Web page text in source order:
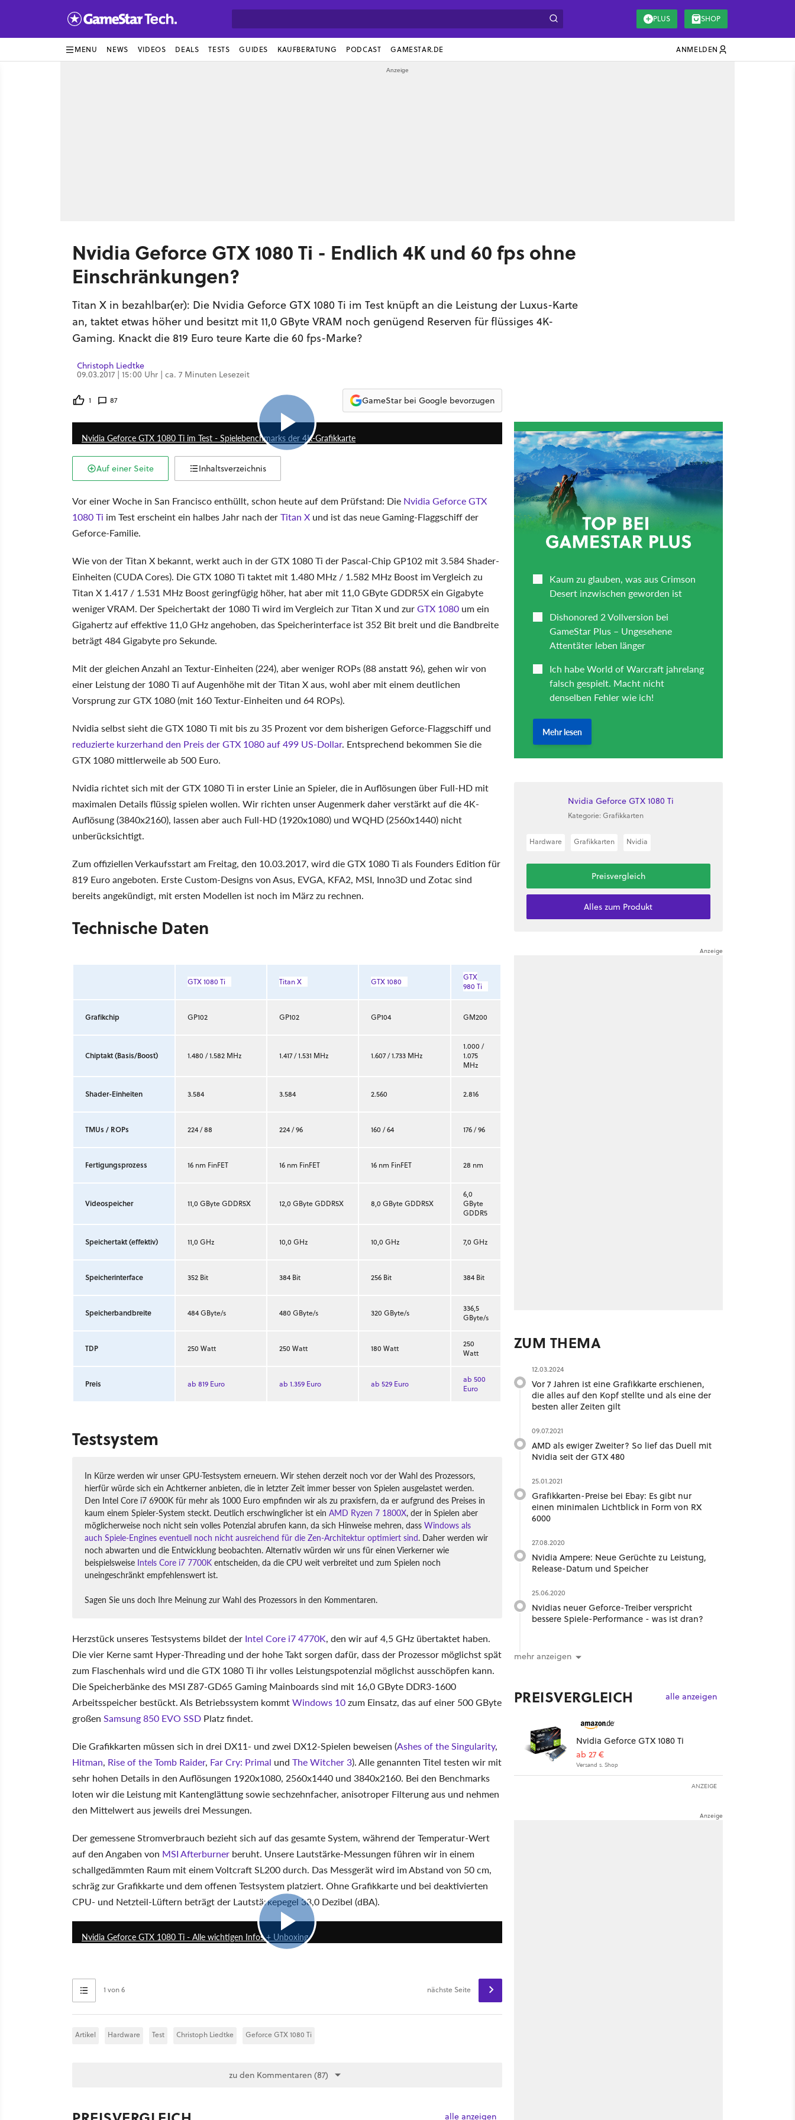
PLUS SHOP
MENU NEWS VIDEOS DEALS TESTS GUIDES KAUFBERATUNG PODCAST GAMESTAR.DE ANMELDEN
Nvidia Geforce GTX 1080 Ti - Endlich 4K und 60 fps ohne
Einschränkungen?
Titan X in bezahlbar(er): Die Nvidia Geforce GTX 1080 Ti im Test knüpft an die Leistung der Luxus-Karte
an, taktet etwas höher und besitzt mit 11,0 GByte VRAM noch genügend Reserven für flüssiges 4K-
Gaming. Knackt die 819 Euro teure Karte die 60 fps-Marke?
Christoph Liedtke
09.03.2017 | 15:00 Uhr | ca. 7 Minuten Lesezeit
1 87 GameStar bei Google bevorzugen
5:12
Nvidia Geforce GTX 1080 Ti im Test - Spielebenchmarks der 4K-Grafikkarte
Auf einer Seite Inhaltsverzeichnis
Vor einer Woche in San Francisco enthüllt, schon heute auf dem Prüfstand: Die Nvidia Geforce GTX
1080 Ti im Test erscheint ein halbes Jahr nach derTitan X und ist das neue Gaming-Flaggschiff der
Geforce-Familie.
Wie von der Titan X bekannt, werkt auch in der GTX 1080 Ti der Pascal-Chip GP102 mit 3.584 Shader-
Einheiten (CUDA Cores). Die GTX 1080 Ti taktet mit 1.480 MHz / 1.582 MHz Boost im Vergleich zu
Titan X 1.417 / 1.531 MHz Boost geringfügig höher, hat aber mit 11,0 GByte GDDR5X ein Gigabyte
weniger VRAM. Der Speichertakt der 1080 Ti wird im Vergleich zur Titan X und zurGTX 1080 um ein
Gigahertz auf effektive 11,0 GHz angehoben, das Speicherinterface ist 352 Bit breit und die Bandbreite
beträgt 484 Gigabyte pro Sekunde.
Mit der gleichen Anzahl an Textur-Einheiten (224), aber weniger ROPs (88 anstatt 96), gehen wir von
einer Leistung der 1080 Ti auf Augenhöhe mit der Titan X aus, wohl aber mit einem deutlichen
Vorsprung zur GTX 1080 (mit 160 Textur-Einheiten und 64 ROPs).
Nvidia selbst sieht die GTX 1080 Ti mit bis zu 35 Prozent vor dem bisherigen Geforce-Flaggschiff und
reduzierte kurzerhand den Preis der GTX 1080 auf 499 US-Dollar. Entsprechend bekommen Sie die
GTX 1080 mittlerweile ab 500 Euro.
Nvidia richtet sich mit der GTX 1080 Ti in erster Linie an Spieler, die in Auflösungen über Full-HD mit
maximalen Details flüssig spielen wollen. Wir richten unser Augenmerk daher verstärkt auf die 4K-
Auflösung (3840x2160), lassen aber auch Full-HD (1920x1080) und WQHD (2560x1440) nicht
unberücksichtigt.
Zum offiziellen Verkaufsstart am Freitag, den 10.03.2017, wird die GTX 1080 Ti als Founders Edition für
819 Euro angeboten. Erste Custom-Designs von Asus, EVGA, KFA2, MSI, Inno3D und Zotac sind
bereits angekündigt, mit ersten Modellen ist noch im März zu rechnen.
Technische Daten
GTX 1080 Ti Titan X GTX 1080
GTX
980 Ti
Grafikchip GP102 GP102 GP104 GM200
Chiptakt (Basis/Boost) 1.480 / 1.582 MHz 1.417 / 1.531 MHz 1.607 / 1.733 MHz
1.000 /
1.075
MHz
Shader-Einheiten 3.584 3.584 2.560 2.816
TMUs / ROPs 224 / 88 224 / 96 160 / 64 176 / 96
Fertigungsprozess 16 nm FinFET 16 nm FinFET 16 nm FinFET 28 nm
Videospeicher 11,0 GByte GDDR5X 12,0 GByte GDDR5X 8,0 GByte GDDR5X
6,0
GByte
GDDR5
Speichertakt (effektiv) 11,0 GHz 10,0 GHz 10,0 GHz 7,0 GHz
Speicherinterface 352 Bit 384 Bit 256 Bit 384 Bit
Speicherbandbreite 484 GByte/s 480 GByte/s 320 GByte/s
336,5
GByte/s
TDP 250 Watt 250 Watt 180 Watt
250
Watt
Preis ab 819 Euro ab 1.359 Euro ab 529 Euro
ab 500
Euro
Testsystem
In Kürze werden wir unser GPU-Testsystem erneuern. Wir stehen derzeit noch vor der Wahl des Prozessors,
hierfür würde sich ein Achtkerner anbieten, die in letzter Zeit immer besser von Spielen ausgelastet werden.
Den Intel Core i7 6900K für mehr als 1000 Euro empfinden wir als zu praxisfern, da er aufgrund des Preises in
kaum einem Spieler-System steckt. Deutlich erschwinglicher ist ein AMD Ryzen 7 1800X, der in Spielen aber
möglicherweise noch nicht sein volles Potenzial abrufen kann, da sich Hinweise mehren, dass Windows als
auch Spiele-Engines eventuell noch nicht ausreichend für die Zen-Architektur optimiert sind. Daher werden wir
noch abwarten und die Entwicklung beobachten. Alternativ würden wir uns für einen Vierkerner wie
beispielsweise Intels Core i7 7700K entscheiden, da die CPU weit verbreitet und zum Spielen noch
uneingeschränkt empfehlenswert ist.
Sagen Sie uns doch Ihre Meinung zur Wahl des Prozessors in den Kommentaren.
Herzstück unseres Testsystems bildet der Intel Core i7 4770K, den wir auf 4,5 GHz übertaktet haben.
Die vier Kerne samt Hyper-Threading und der hohe Takt sorgen dafür, dass der Prozessor möglichst spät
zum Flaschenhals wird und die GTX 1080 Ti ihr volles Leistungspotenzial möglichst ausschöpfen kann.
Die Speicherbänke des MSI Z87-GD65 Gaming Mainboards sind mit 16,0 GByte DDR3-1600
Arbeitsspeicher bestückt. Als Betriebssystem kommtWindows 10zum Einsatz, das auf einer 500 GByte
großen Samsung 850 EVO SSD Platz findet.
Die Grafikkarten müssen sich in drei DX11- und zwei DX12-Spielen beweisen (Ashes of the Singularity,
Hitman, Rise of the Tomb Raider, Far Cry: Primal und The Witcher 3). Alle genannten Titel testen wir mit
sehr hohen Details in den Auflösungen 1920x1080, 2560x1440 und 3840x2160. Bei den Benchmarks
loten wir die Leistung mit Kantenglättung sowie sechzehnfacher, anisotroper Filterung aus und nehmen
den Mittelwert aus jeweils drei Messungen.
Der gemessene Stromverbrauch bezieht sich auf das gesamte System, während der Temperatur-Wert
auf den Angaben von MSI Afterburner beruht. Unsere Lautstärke-Messungen führen wir in einem
schallgedämmten Raum mit einem Voltcraft SL200 durch. Das Messgerät wird im Abstand von 50 cm,
schräg zur Grafikkarte und dem offenen Testsystem platziert. Ohne Grafikkarte und bei deaktivierten
CPU- und Netzteil-Lüftern beträgt der Lautstärkepegel 38,0 Dezibel (dBA).
Nvidia Geforce GTX 1080 Ti - Alle wichtigen Infos + Unboxing
1 von 6 nächste Seite
Artikel Hardware Test Christoph Liedtke Geforce GTX 1080 Ti
zu den Kommentaren (87)
alle anzeigen
Nvidia Geforce GTX 1080 Ti
Kategorie: Grafikkarten
Hardware Grafikkarten Nvidia
Preisvergleich
Alles zum Produkt
ZUM THEMA
12.03.2024
Vor 7 Jahren ist eine Grafikkarte erschienen,
die alles auf den Kopf stellte und als eine der
besten aller Zeiten gilt
09.07.2021
AMD als ewiger Zweiter? So lief das Duell mit
Nvidia seit der GTX 480
25.01.2021
Grafikkarten-Preise bei Ebay: Es gibt nur
einen minimalen Lichtblick in Form von RX
6000
27.08.2020
Nvidia Ampere: Neue Gerüchte zu Leistung,
Release-Datum und Speicher
25.06.2020
Nvidias neuer Geforce-Treiber verspricht
bessere Spiele-Performance - was ist dran?
mehr anzeigen
PREISVERGLEICH alle anzeigen
Nvidia Geforce GTX 1080 Ti
ab 27 €
Versand s. Shop
ANZEIGE